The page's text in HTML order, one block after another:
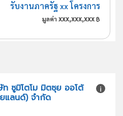
รับงานภาครัฐ xx โครงการ
มูลค่า xxx,xxx,xxx ฿
ซูมิโตโม มิตซุย ออโต้
แลนด์) จำกัด